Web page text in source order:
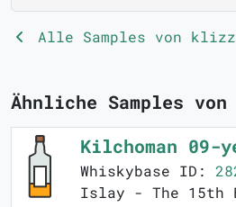
Alle Samples von
Ähnliche Samples
Kilchoman 09-
Whiskybase ID:
Islay - The 15th